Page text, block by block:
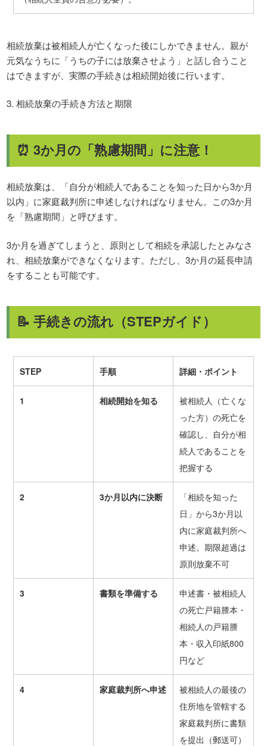
相続放棄は被相続人が亡くなった後にしかできません。親が
元気なうちに「うちの子には放棄させよう」と話し合うこと
はできますが、実際の手続きは相続開始後に行います。
3. 相続放棄の手続き方法と期限
⏰ 3か月の「熟慮期間」に注意！
相続放棄は、「自分が相続人であることを知った日から3か月
以内」に家庭裁判所に申述しなければなりません。この3か月
を「熟慮期間」と呼びます。
3か月を過ぎてしまうと、原則として相続を承認したとみなさ
れ、相続放棄ができなくなります。ただし、3か月の延長申請
をすることも可能です。
📝 手続きの流れ（STEPガイド）
STEP 手順 詳細・ポイント
1 相続開始を知る
被相続人（亡くな
った方）の死亡を
確認し、自分が相
続人であることを
把握する
2 3か月以内に決断
「相続を知った
日」から3か月以
内に家庭裁判所へ
申述。期限超過は
原則放棄不可
3 書類を準備する
申述書・被相続人
の死亡戸籍謄本・
相続人の戸籍謄
本・収入印紙800
円など
4 家庭裁判所へ申述
被相続人の最後の
住所地を管轄する
家庭裁判所に書類
を提出（郵送可）